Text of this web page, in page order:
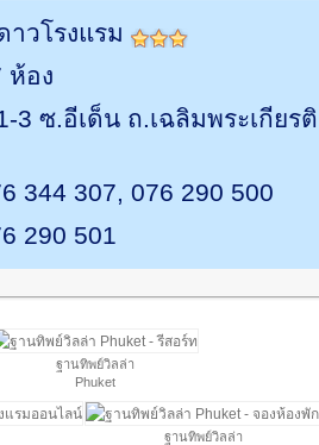
าวโรงแรม
ห้อง
3 ซ.อีเด็น ถ.เฉลิมพระเกีย
344 307, 076 290 500
290 501
ฐานทิพย์วิลล่า
Phuket
ฐานทิพย์วิลล่า